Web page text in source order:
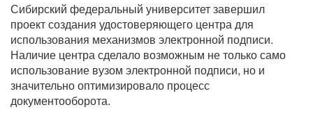
Сибирский федеральный университет завершил
проект создания удостоверяющего центра для
использования механизмов электронной подписи.
Наличие центра сделало возможным не только само
использование вузом электронной подписи, но и
значительно оптимизировало процесс
документооборота.